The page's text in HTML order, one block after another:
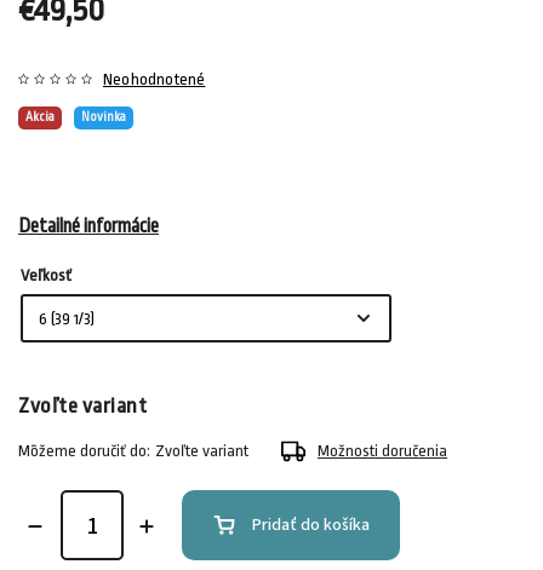
€49,50
Akcia Novinka
Neohodnotené
Detailné informácie
Veľkosť
Zvoľte variant
Môžeme doručiť do: Zvoľte variant Možnosti doručenia
Pridať do košíka